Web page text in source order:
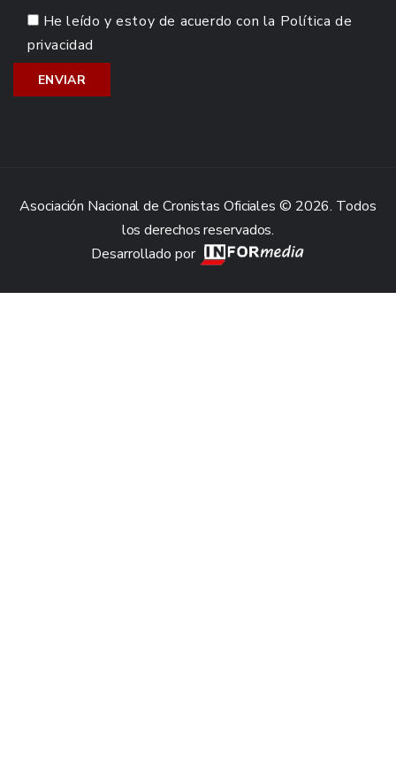
He leído y estoy de acuerdo con la Política de
privacidad
Asociación Nacional de Cronistas Oficiales © 2026. Todos
los derechos reservados.
Desarrollado por